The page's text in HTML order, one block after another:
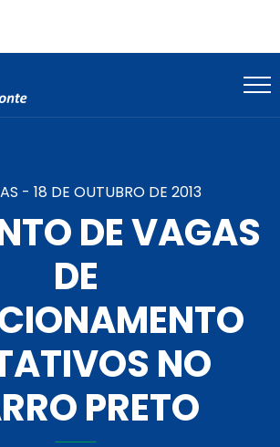
- 18 DE OUTUBRO DE 2013
DE VAGAS
DE
NO
PRETO